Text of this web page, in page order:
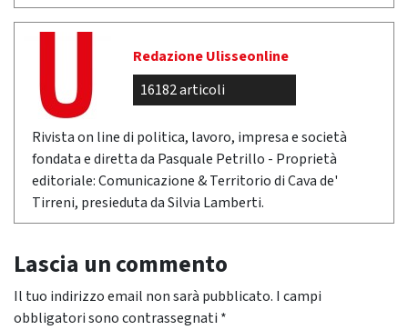
Redazione Ulisseonline
16182 articoli
Rivista on line di politica, lavoro, impresa e società
fondata e diretta da Pasquale Petrillo - Proprietà
editoriale: Comunicazione & Territorio di Cava de'
Tirreni, presieduta da Silvia Lamberti.
Lascia un commento
Il tuo indirizzo email non sarà pubblicato. I campi
obbligatori sono contrassegnati *